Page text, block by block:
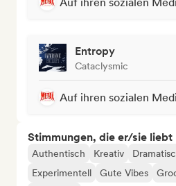
Entropy
Cataclysmic
Auf ihren sozialen
Stimmungen, die er/sie liebt
Authentisch Kreativ
Experimentell
Gute Vibes